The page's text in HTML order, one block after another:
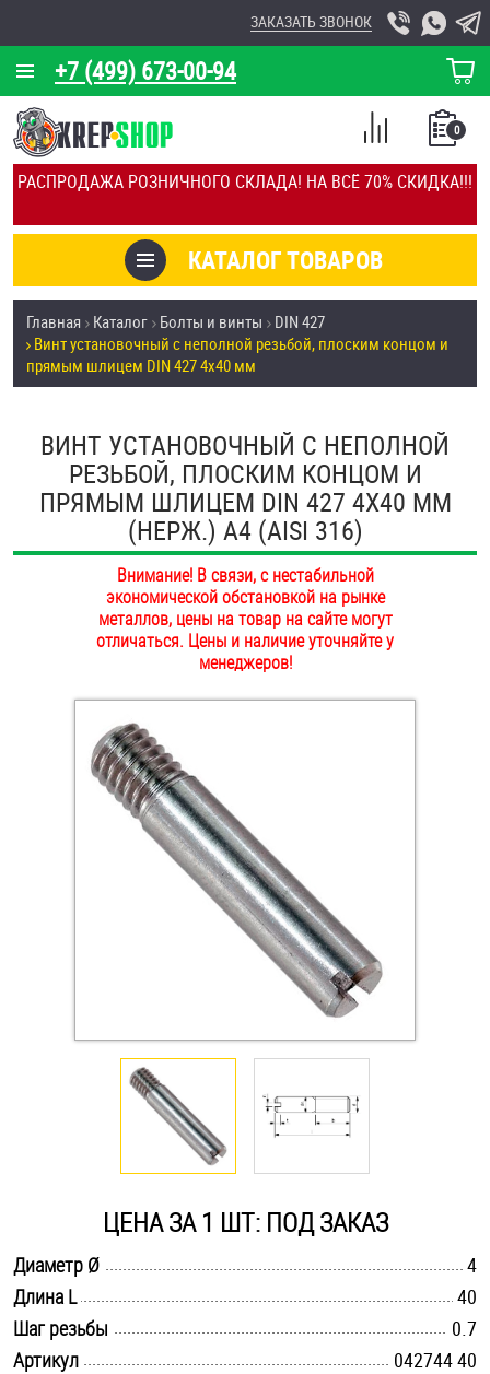
РАСПРОДАЖА РОЗНИЧНОГО СКЛАДА! НА ВСЁ 70% СКИДКА!!!
+7 (499) 673-00-94
ЗАКАЗАТЬ ЗВОНОК
КОРЗИНА
О КОМПАНИИ
КАЛЬКУЛЯТОР
ОТЗЫВЫ
УСЛУГИ
СКИДКИ
ПОКУПАТЕЛЯМ
ОПЛАТА И ДОСТАВКА
НАШИ МАГАЗИНЫ
КАТАЛОГ ТОВАРОВ
0
СПИСОК
СРАВНЕНИЕ
Товары со скидкой
Анкеры
Болты и винты
Дюбели
Заклепки (Гайки-Заклепки)
Инструмент
Крюки, кольца с метрической резьбой
Крюки, кольца с шурупной резьбой
Саморезы и шурупы
Стопорные кольца
Такелаж
Хомуты
Главная Каталог Болты и винты
DIN 427
Винт установочный с неполной резьбой, плоским концом и
прямым шлицем DIN 427 4х40 мм
ВИНТ УСТАНОВОЧНЫЙ С НЕПОЛНОЙ
РЕЗЬБОЙ, ПЛОСКИМ КОНЦОМ И
ПРЯМЫМ ШЛИЦЕМ DIN 427 4Х40 ММ
(НЕРЖ.) A4 (AISI 316)
Внимание! В связи, с нестабильной
экономической обстановкой на рынке
металлов, цены на товар на сайте могут
отличаться. Цены и наличие уточняйте у
менеджеров!
ЦЕНА ЗА 1 ШТ: ПОД ЗАКАЗ
Диаметр Ø
4
Длина L
40
Шаг резьбы
0.7
Артикул
042744 40